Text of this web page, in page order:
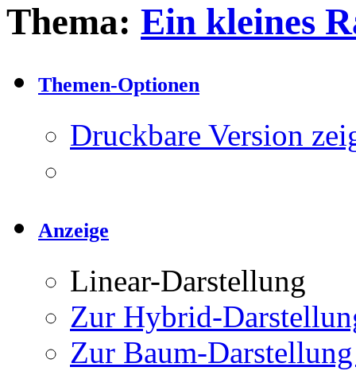
Thema: Ein kleines
Themen-Optionen
Druckbare Version
Anzeige
Linear-Darstellung
Zur Hybrid-
Zur Baum-